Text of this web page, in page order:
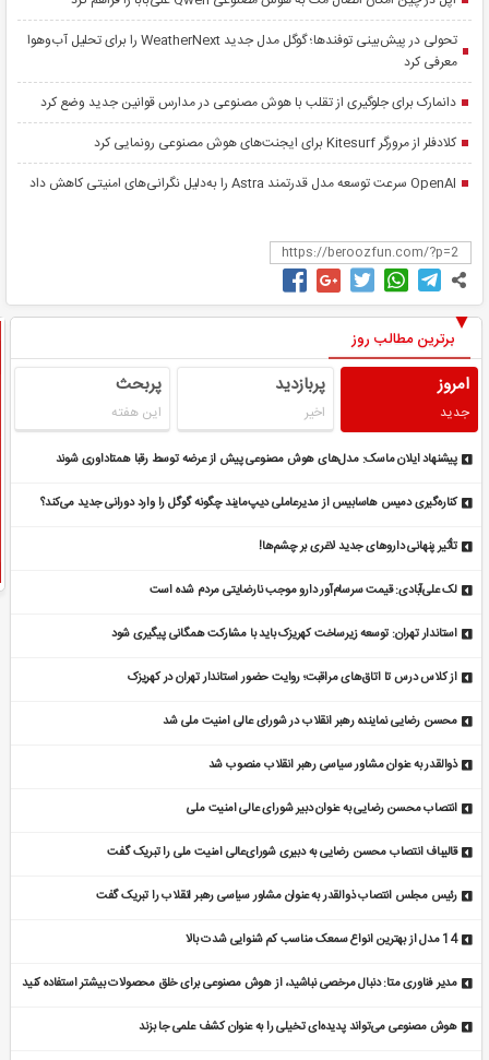
تحولی در پیش‌بینی توفندها؛ گوگل مدل جدید WeatherNext را برای تحلیل آب‌وهوا
معرفی کرد
دانمارک برای جلوگیری از تقلب با هوش مصنوعی در مدارس قوانین جدید وضع کرد
کلادفلر از مرورگر Kitesurf برای ایجنت‌های هوش مصنوعی رونمایی کرد
OpenAI سرعت توسعه مدل قدرتمند Astra را به‌دلیل نگرانی‌های امنیتی کاهش داد
برترین مطالب روز
امروز
جدید
پربازدید
اخیر
پربحث
این هفته
پیشنهاد ایلان ماسک: مدل‌های هوش مصنوعی پیش از عرضه توسط رقبا همتاداوری شوند
کناره‌گیری دمیس هاسابیس از مدیرعاملی دیپ‌مایند چگونه گوگل را وارد دورانی جدید می‌کند؟
تأثیر پنهانی داروهای جدید لاغری بر چشم‌ها!
لک علی‌آبادی: قیمت سرسام‌آور دارو موجب نارضایتی مردم شده است
استاندار تهران: توسعه زیرساخت‌ کهریزک باید با مشارکت همگانی پیگیری شود
از کلاس درس تا اتاق‌های مراقبت؛ روایت حضور استاندار تهران در کهریزک
محسن رضایی نماینده رهبر انقلاب در شورای عالی امنیت ملی شد
ذوالقدر به عنوان مشاور سیاسی رهبر انقلاب منصوب شد
انتصاب محسن رضایی به عنوان دبیر شورای عالی امنیت ملی
قالیباف انتصاب محسن رضایی به دبیری شورای‌عالی امنیت ملی را تبریک گفت
رئیس مجلس انتصاب ذوالقدر به عنوان مشاور سیاسی رهبر انقلاب را تبریک گفت
14 مدل از بهترین انواع سمعک مناسب کم شنوایی شدت بالا
مدیر فناوری متا: دنبال مرخصی نباشید، از هوش مصنوعی برای خلق محصولات بیشتر استفاده کنید
هوش مصنوعی می‌تواند پدیده‌ای تخیلی را به عنوان کشف علمی جا بزند